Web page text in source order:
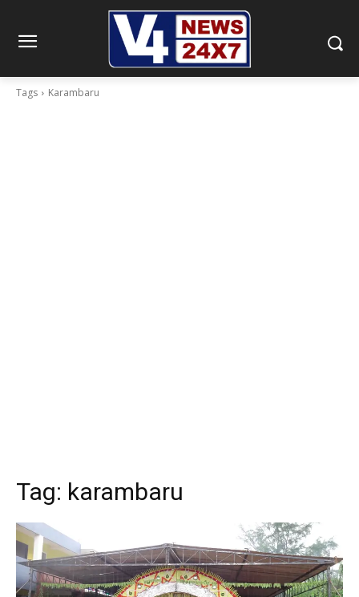
Tags Karambaru
Tag: karambaru